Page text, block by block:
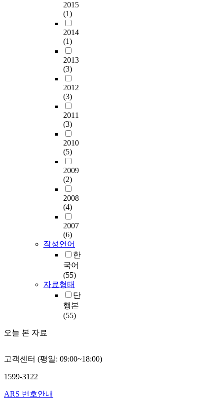
2015
(1)
2014
(1)
2013
(3)
2012
(3)
2011
(3)
2010
(5)
2009
(2)
2008
(4)
2007
(6)
작성언어
한
국어
(55)
자료형태
단
행본
(55)
오늘 본 자료
고객센터 (평일: 09:00~18:00)
1599-3122
ARS 번호안내